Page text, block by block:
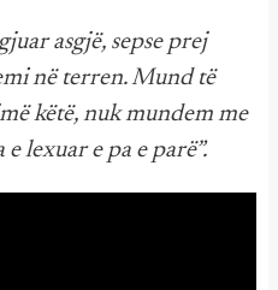
asgjë, sepse prej
në terren. Mund të
këtë, nuk mundem me
lexuar e pa e parë”.